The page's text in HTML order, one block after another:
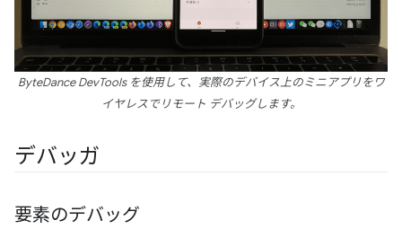
ByteDance DevTools を使用して、実際のデバイス上のミニアプリをワ
イヤレスでリモート デバッグします。
デバッガ
要素のデバッグ